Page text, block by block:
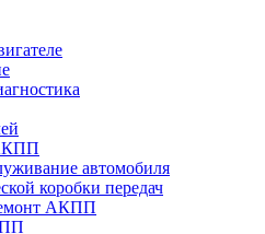
автомобиля
коробки передач
АКПП